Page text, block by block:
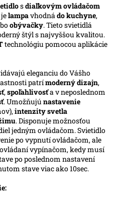
sdiaľkovým ovládačom
jelampavhodnádo kuchyne,
obývačky. Tieto svietidlá
štýl s najvyššou kvalitou.
technológiu pomocou aplikácie
eleganciu do Vášho
patrímoderný dizajn,
,spoľahlivosťa v neposlednom
. Umožňujú nastavenie
intenzity svetla
. Disponuje možnosťou
jedným ovládačom. Svietidlo
po vypnutí ovládačom, ale
vypínačom, kedy musí
po poslednom nastavení
stave viac ako 10sec.